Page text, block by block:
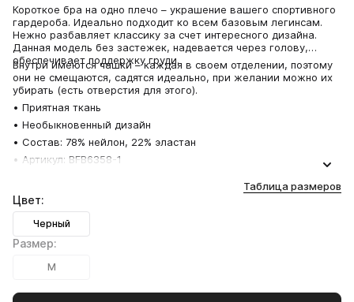
Короткое бра на одно плечо – украшение вашего спортивного
гардероба. Идеально подходит ко всем базовым легинсам.
Нежно разбавляет классику за счет интересного дизайна.
Данная модель без застежек, надевается через голову,
обеспечивает поддержку груди.
Внутри имеются чашки – каждая в своем отделении, поэтому
они не смещаются, садятся идеально, при желании можно их
убирать (есть отверстия для этого).
• Приятная ткань
• Необыкновенный дизайн
• Состав: 78% нейлон, 22% эластан
• Артикул: BFB6358-1
Таблица размеров
Цвет:
Черный
Размер:
M